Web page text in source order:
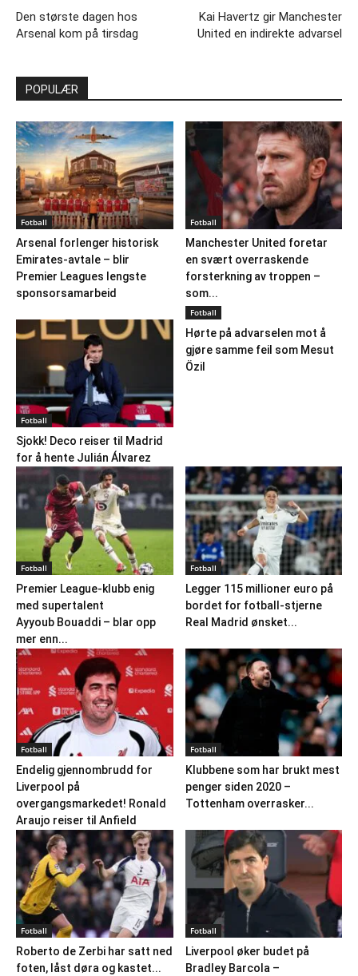
Den største dagen hos
Arsenal kom på tirsdag
Kai Havertz gir Manchester
United en indirekte advarsel
POPULÆR
Fotball
Arsenal forlenger historisk
Emirates-avtale – blir
Premier Leagues lengste
sponsorsamarbeid
Fotball
Manchester United foretar
en svært overraskende
forsterkning av troppen –
som...
Fotball
Sjokk! Deco reiser til Madrid
for å hente Julián Álvarez
Fotball
Hørte på advarselen mot å
gjøre samme feil som Mesut
Özil
Fotball
Premier League-klubb enig
med supertalent
Ayyoub Bouaddi – blar opp
mer enn...
Fotball
Legger 115 millioner euro på
bordet for fotball-stjerne
Real Madrid ønsket...
Fotball
Endelig gjennombrudd for
Liverpool på
overgangsmarkedet! Ronald
Araujo reiser til Anfield
Fotball
Klubbene som har brukt mest
penger siden 2020 –
Tottenham overrasker...
Fotball
Roberto de Zerbi har satt ned
foten, låst døra og kastet...
Fotball
Liverpool øker budet på
Bradley Barcola –